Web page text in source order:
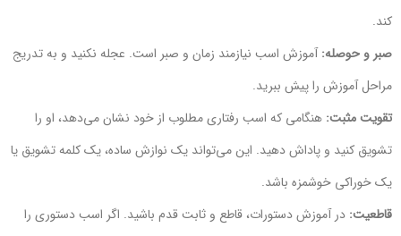
کند.
صبر و حوصله:آموزش اسب نیازمند زمان و صبر است. عجله نکنید و به تدریج
مراحل آموزش را پیش ببرید.
تقویت مثبت: هنگامی که اسب رفتاری مطلوب از خود نشان می‌دهد، او را
تشویق کنید و پاداش دهید. این می‌تواند یک نوازش ساده، یک کلمه تشویق یا
یک خوراکی خوشمزه باشد.
قاطعیت: در آموزش دستورات، قاطع و ثابت قدم باشید. اگر اسب دستوری را